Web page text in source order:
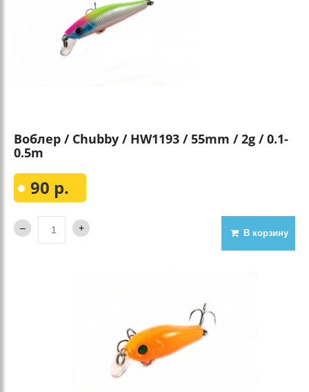
Воблер / Chubby / HW1193 / 55mm / 2g / 0.1-
0.5m
90 р.
В корзину